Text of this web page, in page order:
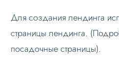
Дизайн
Оформление контента
Для создания лендинга
страницы лендинга.
посадочные страницы).